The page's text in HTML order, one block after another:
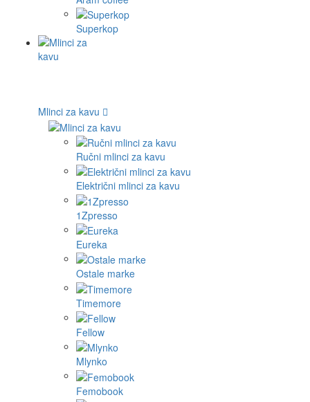
Superkop
Mlinci za kavu
Ručni mlinci za kavu
Električni mlinci za kavu
1Zpresso
Eureka
Ostale marke
Timemore
Fellow
Mlynko
Femobook